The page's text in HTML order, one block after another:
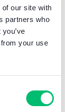
our site with
partners who
your use
wil
te
van de
soepele